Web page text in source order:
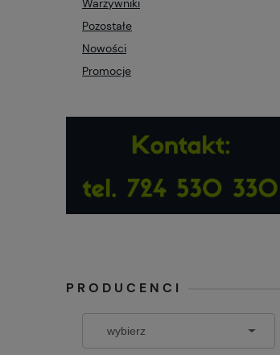
Warzywniki
Pozostałe
Nowości
Promocje
PRODUCENCI